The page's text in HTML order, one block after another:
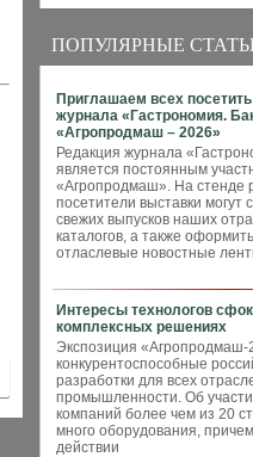
ПОПУЛЯРНЫЕ
Приглашаем всех
журнала «Гастрономия.
«Агропродмаш – 2026»
Редакция журнала
является постоянным
«Агропродмаш». На стенде
посетители выставки могут
свежих выпусков наших
каталогов, а также
отласлевые новостные
Интересы технологов
комплексных решениях
Экспозиция
конкурентоспособные
разработки для всех
промышленности. Об
компаний более чем из 20
много оборудования,
действии